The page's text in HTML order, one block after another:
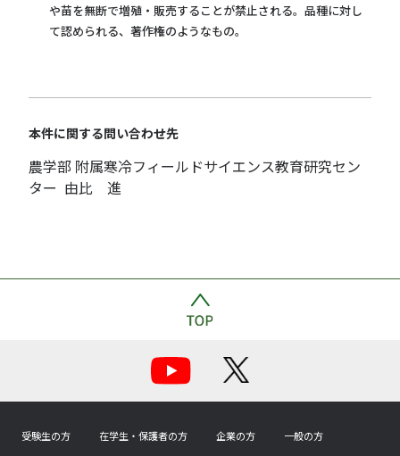
や苗を無断で増殖・販売することが禁止される。品種に対し
て認められる、著作権のようなもの。
本件に関する問い合わせ先
農学部 附属寒冷フィールドサイエンス教育研究セン
ター 由比 進
受験生の方 在学生・保護者の方 企業の方
一般の方